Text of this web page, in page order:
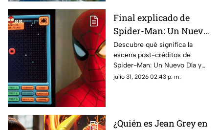
Final explicado de
Spider-Man: Un Nuevo
Día: ¿Por qué Peter está
en el espacio?
Descubre qué significa la
escena post-créditos de
Spider-Man: Un Nuevo Día y
las teorías de por qué Peter
julio 31, 2026 02:43 p. m.
¿Quién es Jean Grey en